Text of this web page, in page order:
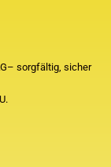
sorgfältig, sicher